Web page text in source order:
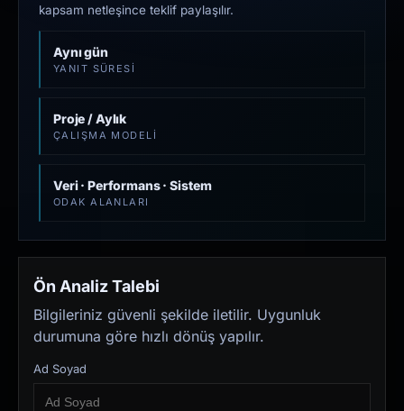
kapsam netleşince teklif paylaşılır.
Aynı gün
YANIT SÜRESI
Proje / Aylık
ÇALIŞMA MODELI
Veri · Performans · Sistem
ODAK ALANLARI
Ön Analiz Talebi
Bilgileriniz güvenli şekilde iletilir. Uygunluk
durumuna göre hızlı dönüş yapılır.
Ad Soyad